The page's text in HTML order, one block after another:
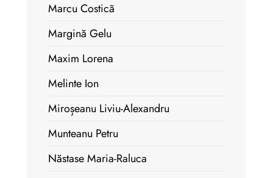
Marcu Costicã
Margină Gelu
Maxim Lorena
Melinte Ion
Miroșeanu Liviu-Alexandru
Munteanu Petru
Năstase Maria-Raluca